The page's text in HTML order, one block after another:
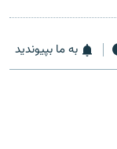
به ما بپیوندید